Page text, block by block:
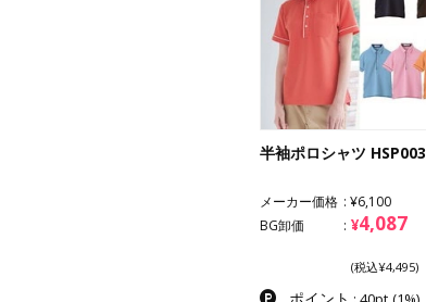
半袖ポロシャツ HSP003
メーカー価格
¥6,100
BG卸価
¥4,087
(税込¥4,495)